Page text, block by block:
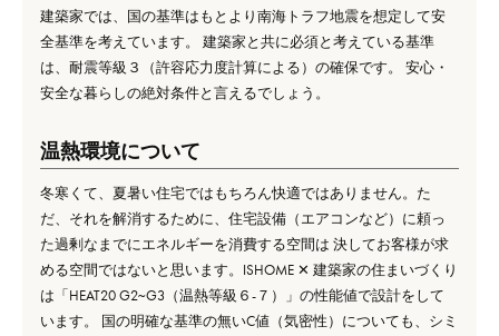
建築家では、国の基準はもとより南海トラフ地震を想定して安
全基準を考えています。 建築家と共に必須と考えている基準
は、耐震等級３（許容応力度計算による）の確保です。 安心・
安全な暮らしの絶対条件と言えるでしょう。
温熱環境について
冬寒くて、夏暑い住宅ではもちろん快適ではありません。た
だ、それを解消するために、住宅設備（エアコンなど）に頼っ
た過剰なまでにエネルギーを消費する空間は 決してお客様が求
める空間ではないと思います。ISHOME ✕ 建築家の住まいづくり
は「HEAT20 G2~G3（温熱等級６-７）」の性能値で設計をして
います。 国の明確な基準の無いC値（気密性）についても、シミ